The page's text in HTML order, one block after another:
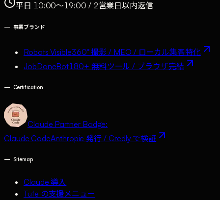
平日 10:00〜19:00 / 2営業日以内返信
— 事業ブランド
Robots Visible360° 撮影 / MEO / ローカル集客特化
JobDoneBot180+ 無料ツール / ブラウザ完結
— Certification
Claude Partner Badge:
Claude CodeAnthropic 発行 / Credly で検証
— Sitemap
Claude 導入
Tufe の支援メニュー